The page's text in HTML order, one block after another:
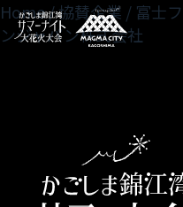
Home/協賛企業 / 富士
ンジャパン株式会社